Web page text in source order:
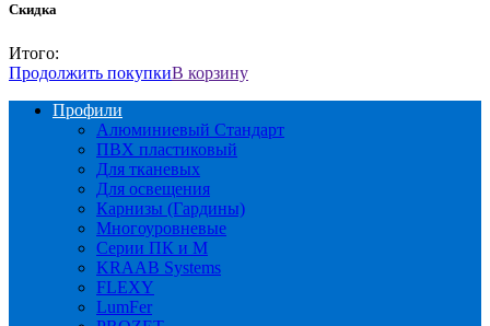
Скидка
Итого:
Продолжить покупкиВ корзину
Профили
Алюминиевый Стандарт
ПВХ пластиковый
Для тканевых
Для освещения
Карнизы (Гардины)
Многоуровневые
Серии ПК и М
KRAAB Systems
FLEXY
LumFer